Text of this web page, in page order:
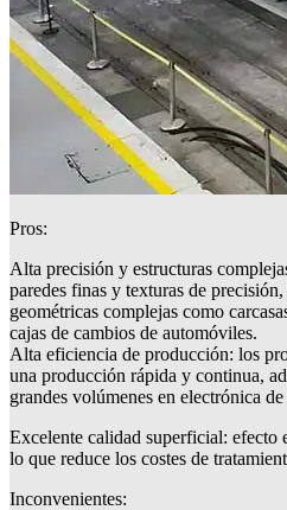
Pros:
Alta precisión y estructuras
paredes finas y texturas de precisión,
geométricas complejas como
cajas de cambios de automóviles.
Alta eficiencia de producción: los
una producción rápida y continua,
grandes volúmenes en electrónica
Excelente calidad superficial: efecto
lo que reduce los costes de
Inconvenientes: